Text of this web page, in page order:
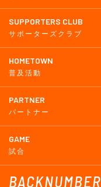
SUPPORTERS CLUB
サポーターズクラブ
HOMETOWN
普及活動
PARTNER
パートナー
GAME
試合
BACKNUMBER